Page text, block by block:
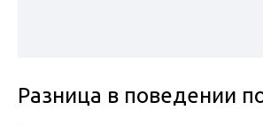
Разница в поведении